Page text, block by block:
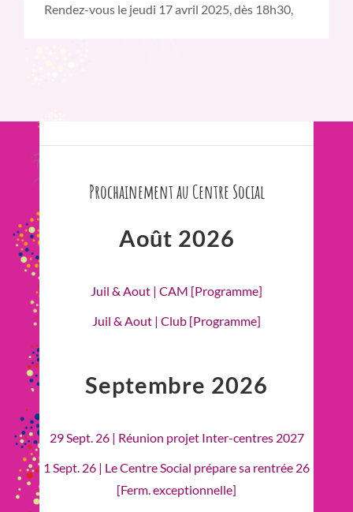
Rendez-vous le jeudi 17 avril 2025, dès 18h30,
Prochainement au Centre Social
Août 2026
Juil & Aout | CAM [Programme]
Juil & Aout | Club [Programme]
Septembre 2026
29 Sept. 26 | Réunion projet Inter-centres 2027
1 Sept. 26 | Le Centre Social prépare sa rentrée 26
[Ferm. exceptionnelle]